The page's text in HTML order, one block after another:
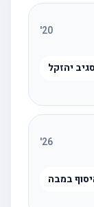
20
'
יהזקל
26
'
במבה